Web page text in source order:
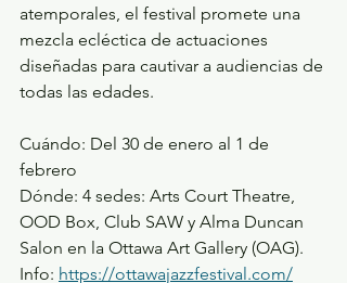
atemporales, el festival promete una
mezcla ecléctica de actuaciones
diseñadas para cautivar a audiencias de
todas las edades.
Cuándo: Del 30 de enero al 1 de
febrero
Dónde: 4 sedes: Arts Court Theatre,
OOD Box, Club SAW y Alma Duncan
Salon en la Ottawa Art Gallery (OAG).
Info: https://ottawajazzfestival.com/